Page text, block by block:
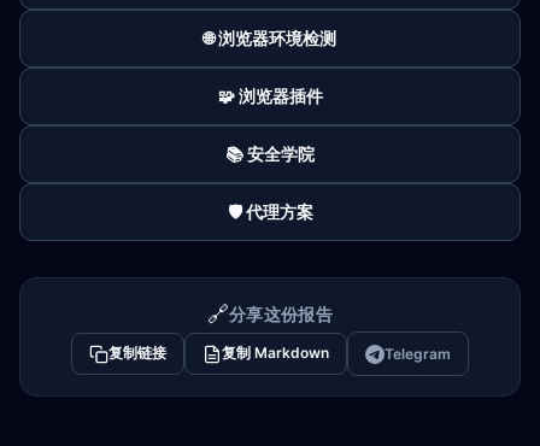
🌐 浏览器环境检测
🧩 浏览器插件
📚 安全学院
🛡️ 代理方案
🔗分享这份报告
复制链接 复制 Markdown Telegram